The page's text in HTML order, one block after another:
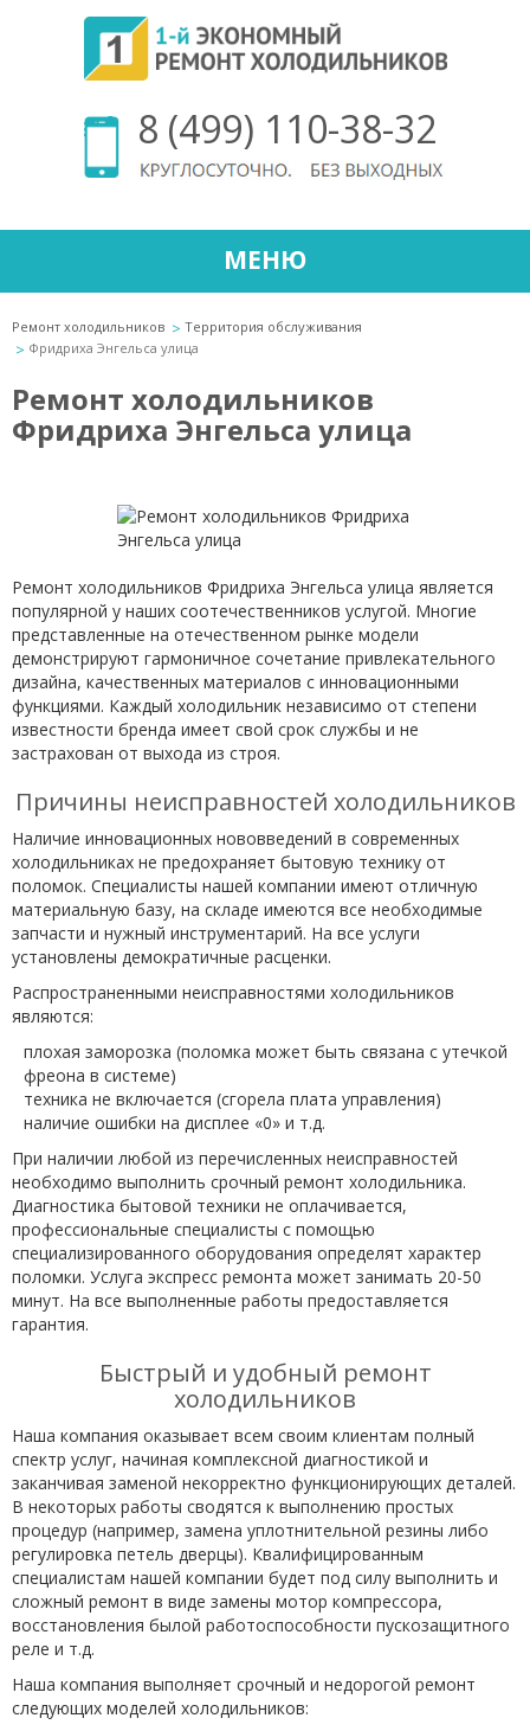
8 (499) 110-38-32
МЕНЮ
Ремонт холодильников
Территория обслуживания
Фридриха Энгельса улица
Ремонт холодильников
Фридриха Энгельса улица
Ремонт холодильников Фридриха Энгельса улица является
популярной у наших соотечественников услугой. Многие
представленные на отечественном рынке модели
демонстрируют гармоничное сочетание привлекательного
дизайна, качественных материалов с инновационными
функциями. Каждый холодильник независимо от степени
известности бренда имеет свой срок службы и не
застрахован от выхода из строя.
Причины неисправностей холодильников
Наличие инновационных нововведений в современных
холодильниках не предохраняет бытовую технику от
поломок. Специалисты нашей компании имеют отличную
материальную базу, на складе имеются все необходимые
запчасти и нужный инструментарий. На все услуги
установлены демократичные расценки.
Распространенными неисправностями холодильников
являются:
плохая заморозка (поломка может быть связана с утечкой
фреона в системе)
техника не включается (сгорела плата управления)
наличие ошибки на дисплее «0» и т.д.
При наличии любой из перечисленных неисправностей
необходимо выполнить срочный ремонт холодильника.
Диагностика бытовой техники не оплачивается,
профессиональные специалисты с помощью
специализированного оборудования определят характер
поломки. Услуга экспресс ремонта может занимать 20-50
минут. На все выполненные работы предоставляется
гарантия.
Быстрый и удобный ремонт
холодильников
Наша компания оказывает всем своим клиентам полный
спектр услуг, начиная комплексной диагностикой и
заканчивая заменой некорректно функционирующих деталей.
В некоторых работы сводятся к выполнению простых
процедур (например, замена уплотнительной резины либо
регулировка петель дверцы). Квалифицированным
специалистам нашей компании будет под силу выполнить и
сложный ремонт в виде замены мотор компрессора,
восстановления былой работоспособности пускозащитного
реле и т.д.
Наша компания выполняет срочный и недорогой ремонт
следующих моделей холодильников: